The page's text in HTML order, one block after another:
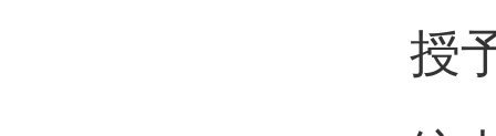
授